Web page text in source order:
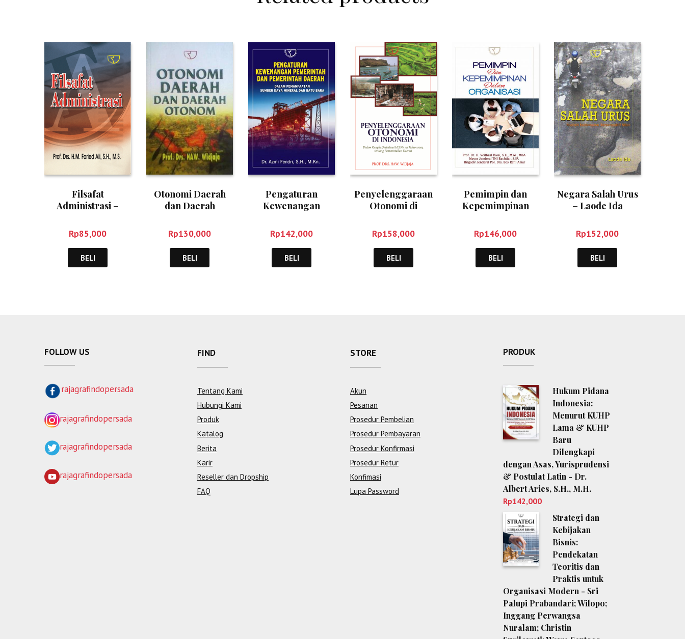
Filsafat
Administrasi –
Rp85,000
BELI
Otonomi Daerah
dan Daerah
Widjaya
Rp130,000
BELI
Pengaturan
Kewenangan
Pemerintah Daerah
– Azmi Fendri
Rp142,000
BELI
Penyelenggaraan
Otonomi di
Widjaya
Rp158,000
BELI
Pemimpin dan
Kepemimpinan
Veithzal Rivai
Rp146,000
BELI
Negara Salah Urus
– Laode Ida
Rp152,000
BELI
FOLLOW US
rajagrafindopersada
rajagrafindopersada
rajagrafindopersada
rajagrafindopersada
FIND
Tentang Kami
Hubungi Kami
Produk
Katalog
Berita
Karir
Reseller dan Dropship
FAQ
STORE
Akun
Pesanan
Prosedur Pembelian
Prosedur Pembayaran
Prosedur Konfirmasi
Prosedur Retur
Konfimasi
Lupa Password
PRODUK
Hukum Pidana
Indonesia:
Menurut KUHP
Lama & KUHP
Baru
Dilengkapi
dengan Asas, Yurisprudensi
& Postulat Latin - Dr.
Albert Aries, S.H., M.H.
Rp142,000
Strategi dan
Kebijakan
Bisnis:
Pendekatan
Teoritis dan
Praktis untuk
Organisasi Modern - Sri
Palupi Prabandari; Wilopo;
Inggang Perwangsa
Nuralam; Christin